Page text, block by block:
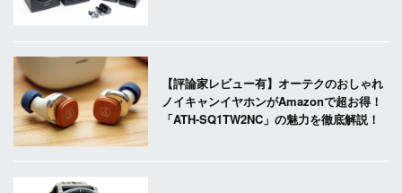
【評論家レビュー有】オーテクのおしゃれ
ノイキャンイヤホンがAmazonで超お得！
「ATH-SQ1TW2NC」の魅力を徹底解説！